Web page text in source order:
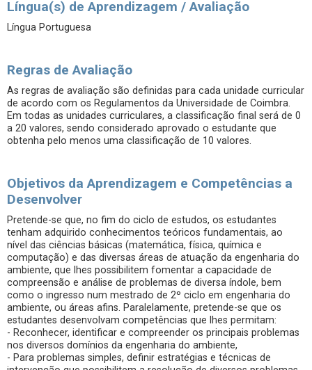
Língua(s) de Aprendizagem / Avaliação
Língua Portuguesa
Regras de Avaliação
As regras de avaliação são definidas para cada unidade curricular
de acordo com os Regulamentos da Universidade de Coimbra.
Em todas as unidades curriculares, a classificação final será de 0
a 20 valores, sendo considerado aprovado o estudante que
obtenha pelo menos uma classificação de 10 valores.
Objetivos da Aprendizagem e Competências a
Desenvolver
Pretende-se que, no fim do ciclo de estudos, os estudantes
tenham adquirido conhecimentos teóricos fundamentais, ao
nível das ciências básicas (matemática, física, química e
computação) e das diversas áreas de atuação da engenharia do
ambiente, que lhes possibilitem fomentar a capacidade de
compreensão e análise de problemas de diversa índole, bem
como o ingresso num mestrado de 2º ciclo em engenharia do
ambiente, ou áreas afins. Paralelamente, pretende-se que os
estudantes desenvolvam competências que lhes permitam:
- Reconhecer, identificar e compreender os principais problemas
nos diversos domínios da engenharia do ambiente,
- Para problemas simples, definir estratégias e técnicas de